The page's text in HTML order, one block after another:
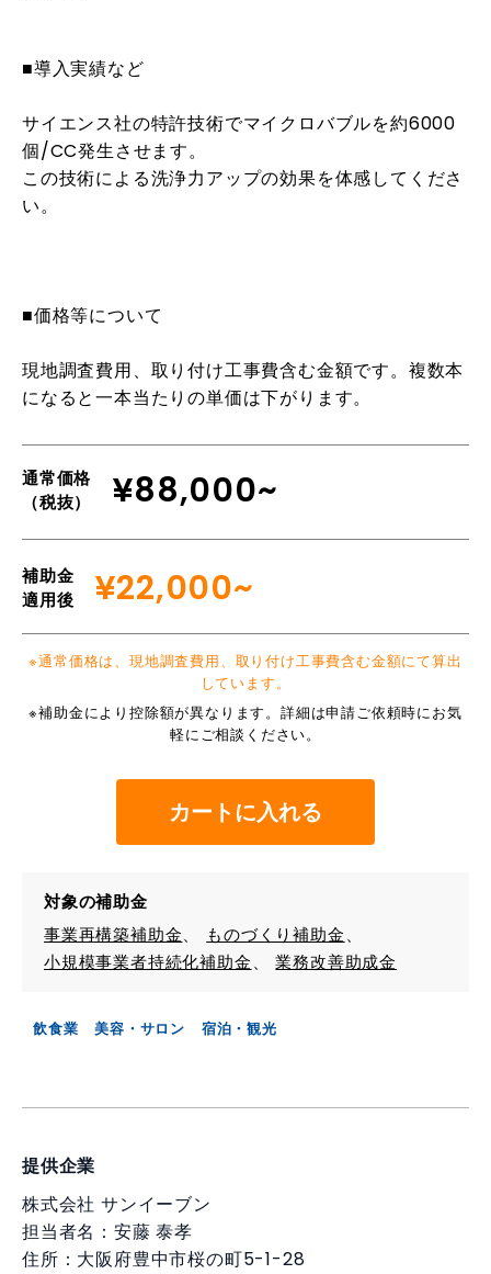
■導入実績など
サイエンス社の特許技術でマイクロバブルを約6000
個/CC発生させます。
この技術による洗浄力アップの効果を体感してくださ
い。
■価格等について
現地調査費用、取り付け工事費含む金額です。複数本
になると一本当たりの単価は下がります。
通常価格
（税抜）
¥88,000~
補助金
適用後
¥22,000~
※通常価格は、現地調査費用、取り付け工事費含む金額にて算出
しています。
※補助金により控除額が異なります。詳細は申請ご依頼時にお気
軽にご相談ください。
カートに入れる
対象の補助金
事業再構築補助金
ものづくり補助金
小規模事業者持続化補助金
業務改善助成金
飲食業 美容・サロン 宿泊・観光
提供企業
株式会社 サンイーブン
担当者名：安藤 泰孝
住所：大阪府豊中市桜の町5-1-28